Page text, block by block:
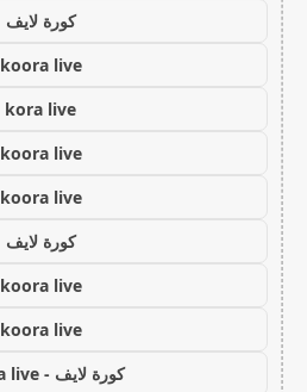
كورة لايف
koora live
kora live
koora live
koora live
كورة لايف
koora live
koora live
كورة لايف - koora live